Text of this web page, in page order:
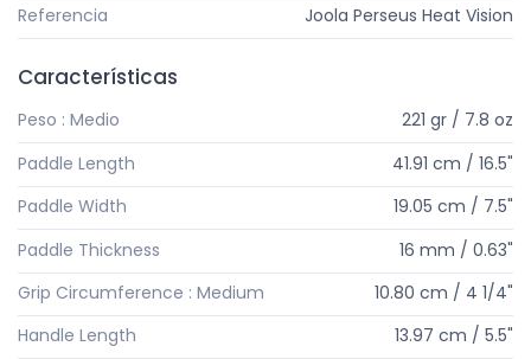
Referencia
Joola Perseus Heat Vision
Características
Peso : Medio
221 gr / 7.8 oz
Paddle Length
41.91 cm / 16.5"
Paddle Width
19.05 cm / 7.5"
Paddle Thickness
16 mm / 0.63"
Grip Circumference : Medium
10.80 cm / 4 1/4"
Handle Length
13.97 cm / 5.5"